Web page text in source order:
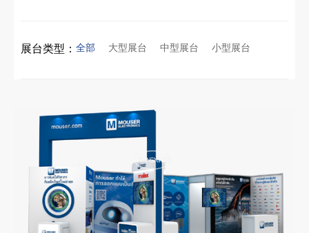
展台类型： 全部 大型展台 中型展台 小型展台